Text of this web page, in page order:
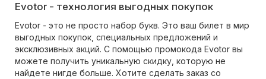
Evotor - технология выгодных покупок
Evotor - это не просто набор букв. Это ваш билет в мир
выгодных покупок, специальных предложений и
эксклюзивных акций. С помощью промокода Evotor вы
можете получить уникальную скидку, которую не
найдете нигде больше. Хотите сделать заказ со